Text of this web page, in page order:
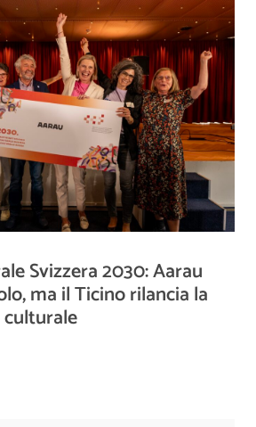
Svizzera 2030: Aarau
ma il Ticino rilancia la